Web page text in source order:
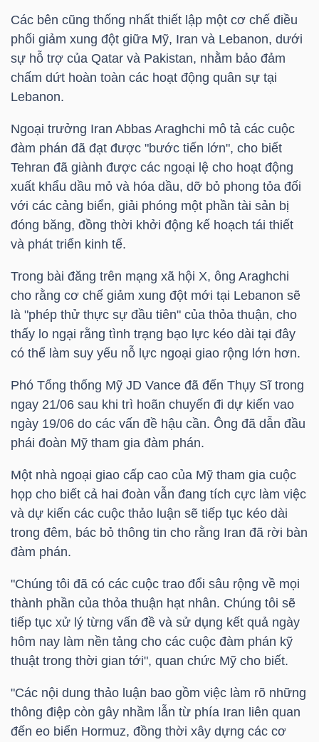
Các bên cũng thống nhất thiết lập một cơ chế điều
phối giảm xung đột giữa Mỹ, Iran và Lebanon, dưới
sự hỗ trợ của Qatar và Pakistan, nhằm bảo đảm
chấm dứt hoàn toàn các hoạt động quân sự tại
Lebanon.
Ngoại trưởng Iran Abbas Araghchi mô tả các cuộc
đàm phán đã đạt được "bước tiến lớn", cho biết
Tehran đã giành được các ngoại lệ cho hoạt động
xuất khẩu dầu mỏ và hóa dầu, dỡ bỏ phong tỏa đối
với các cảng biển, giải phóng một phần tài sản bị
đóng băng, đồng thời khởi động kế hoạch tái thiết
và phát triển kinh tế.
Trong bài đăng trên mạng xã hội X, ông Araghchi
cho rằng cơ chế giảm xung đột mới tại Lebanon sẽ
là "phép thử thực sự đầu tiên" của thỏa thuận, cho
thấy lo ngại rằng tình trạng bạo lực kéo dài tại đây
có thể làm suy yếu nỗ lực ngoại giao rộng lớn hơn.
Phó Tổng thống Mỹ JD Vance đã đến Thụy Sĩ trong
ngay 21/06 sau khi trì hoãn chuyến đi dự kiến vao
ngày 19/06 do các vấn đề hậu cần. Ông đã dẫn đầu
phái đoàn Mỹ tham gia đàm phán.
Một nhà ngoại giao cấp cao của Mỹ tham gia cuộc
họp cho biết cả hai đoàn vẫn đang tích cực làm việc
và dự kiến các cuộc thảo luận sẽ tiếp tục kéo dài
trong đêm, bác bỏ thông tin cho rằng Iran đã rời bàn
đàm phán.
"Chúng tôi đã có các cuộc trao đổi sâu rộng về mọi
thành phần của thỏa thuận hạt nhân. Chúng tôi sẽ
tiếp tục xử lý từng vấn đề và sử dụng kết quả ngày
hôm nay làm nền tảng cho các cuộc đàm phán kỹ
thuật trong thời gian tới", quan chức Mỹ cho biết.
"Các nội dung thảo luận bao gồm việc làm rõ những
thông điệp còn gây nhầm lẫn từ phía Iran liên quan
đến eo biển Hormuz, đồng thời xây dựng các cơ
TÍCH
VIETSTOCKFINANCE
VĨ
MÔ
NGÀNH
DOANH
NGHIỆP
PHIẾU
SINH
TRÁI
CÔNG
CỤ
ĐẦU
TƯ